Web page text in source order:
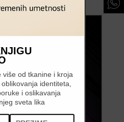
više od tkanine i kroja
identiteta,
i oslikavanja
sveta lika